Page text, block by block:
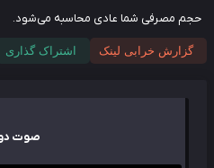
مصرفی شما عادی محاسبه می‌شود.
گزارش خرابی لینک اشتراک گذاری
صوت دوبله